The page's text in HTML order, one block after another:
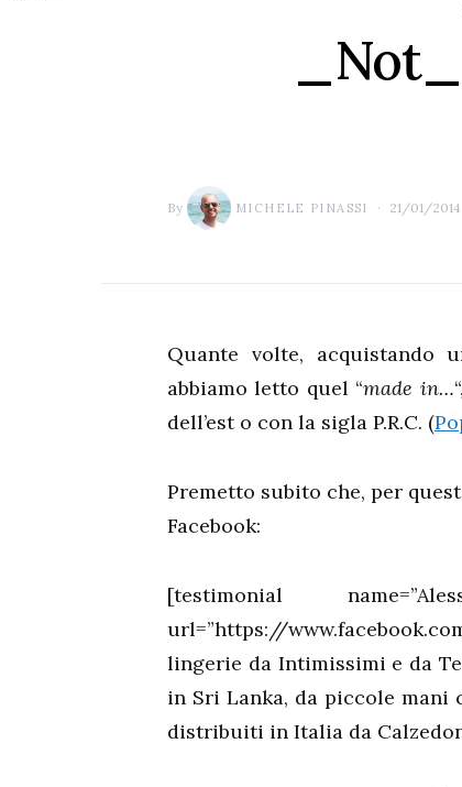
By MICHELE PINASSI 21/01/2014
Quante volte, acquistando
abbiamo letto quel “made in…
dell’est o con la sigla P.R.C. (
Premetto subito che, per
Facebook:
[testimonial
url=”https://
lingerie da Intimissimi e da
in Sri Lanka, da piccole mani
distribuiti in Italia da